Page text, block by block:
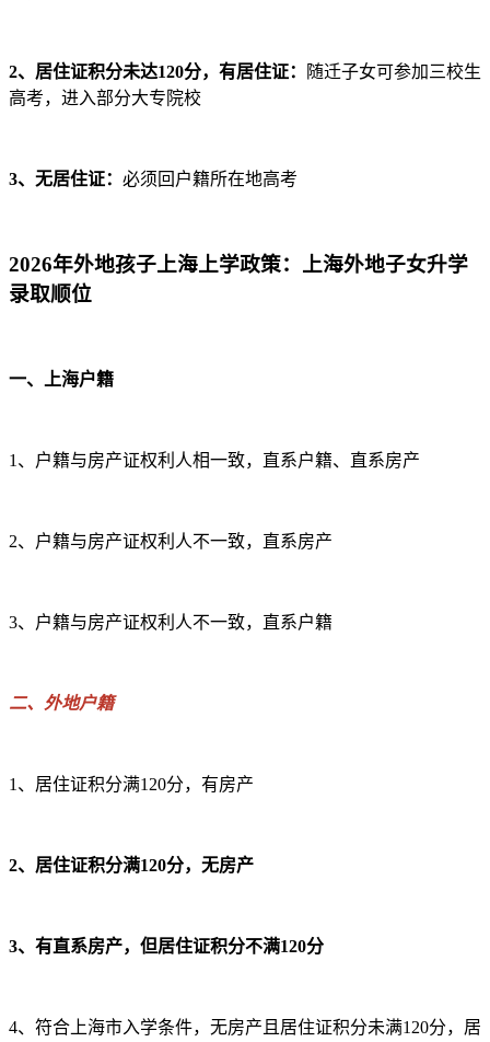
2、居住证积分未达120分，有居住证：
随迁子女可参加三校生
高考，进入部分大专院校
3、无居住证： 必须回户籍所在地高考
2026年外地孩子上海上学政策： 上海外地子女升学
录取顺位
一、上海户籍
1、户籍与房产证权利人相一致，直系户籍、直系房产
2、户籍与房产证权利人不一致，直系房产
3、户籍与房产证权利人不一致，直系户籍
二、外地户籍
1、居住证积分满120分，有房产
2、居住证积分满120分，无房产
3、有直系房产，但居住证积分不满120分
4、符合上海市入学条件，无房产且居住证积分未满120分，居